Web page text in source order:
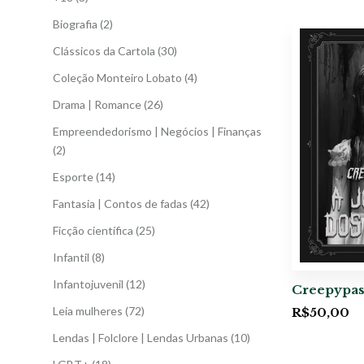
Biografia (2)
Clássicos da Cartola (30)
Coleção Monteiro Lobato (4)
Drama | Romance(26)
Empreendedorismo | Negócios | Finanças
(2)
Esporte(14)
Fantasia | Contos de fadas (42)
Ficção científica (25)
Infantil (8)
Infantojuvenil (12)
Leia mulheres (72)
Lendas | Folclore | Lendas Urbanas (10)
R$50,00